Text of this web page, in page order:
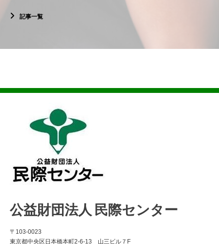
記事一覧
公益財団法人 民際センター
〒103-0023
東京都中央区日本橋本町2-6-13 山三ビル７F